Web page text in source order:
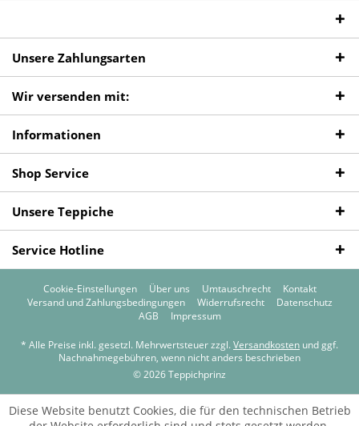
Unsere Zahlungsarten
Wir versenden mit:
Informationen
Shop Service
Unsere Teppiche
Service Hotline
Cookie-Einstellungen Über uns Umtauschrecht
Kontakt
Versand und Zahlungsbedingungen
Widerrufsrecht
Datenschutz
AGB
Impressum
* Alle Preise inkl. gesetzl. Mehrwertsteuer zzgl. Versandkosten und ggf.
Nachnahmegebühren, wenn nicht anders beschrieben
© 2026 Teppichprinz
Diese Website benutzt Cookies, die für den technischen Betrieb